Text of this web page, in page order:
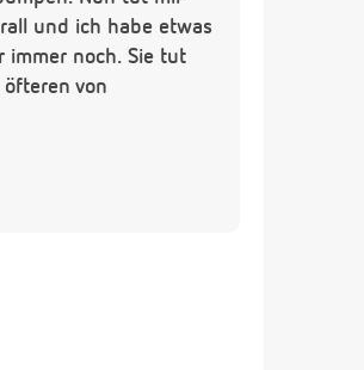
und ich habe etwas
immer noch. Sie tut
von